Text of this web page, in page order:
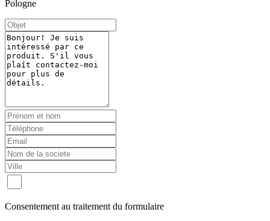
Pologne
Consentement au traitement du formulaire